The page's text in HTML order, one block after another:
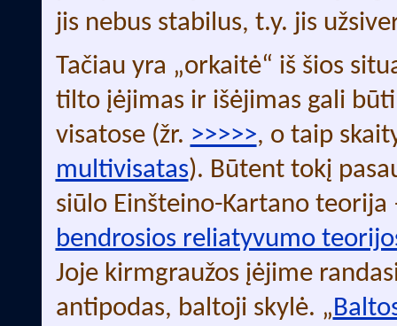
jis nebus stabilus, t.y. jis
Tačiau yra „orkaitė“ iš šios
tilto įėjimas ir išėjimas gali
visatose (žr. >>>>>, o taip
multivisatas). Būtent tokį
siūlo Einšteino-Kartano teorija
bendrosios reliatyvumo
Joje kirmgraužos įėjime
antipodas, baltoji skylė. „